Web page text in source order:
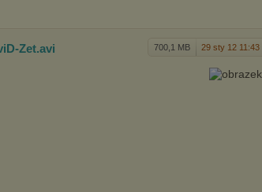
700,1 MB 29 sty 12 11:43
Zet.avi